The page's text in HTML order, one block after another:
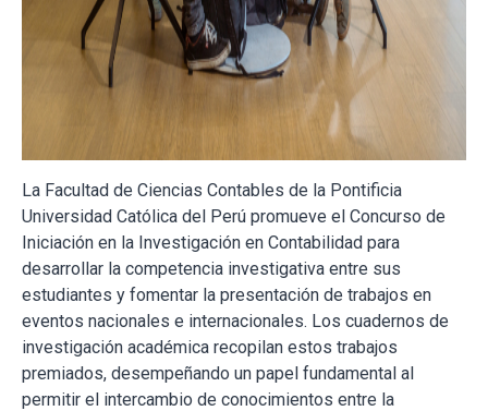
La Facultad de Ciencias Contables de la Pontificia
Universidad Católica del Perú promueve el Concurso de
Iniciación en la Investigación en Contabilidad para
desarrollar la competencia investigativa entre sus
estudiantes y fomentar la presentación de trabajos en
eventos nacionales e internacionales. Los cuadernos de
investigación académica recopilan estos trabajos
premiados, desempeñando un papel fundamental al
permitir el intercambio de conocimientos entre la